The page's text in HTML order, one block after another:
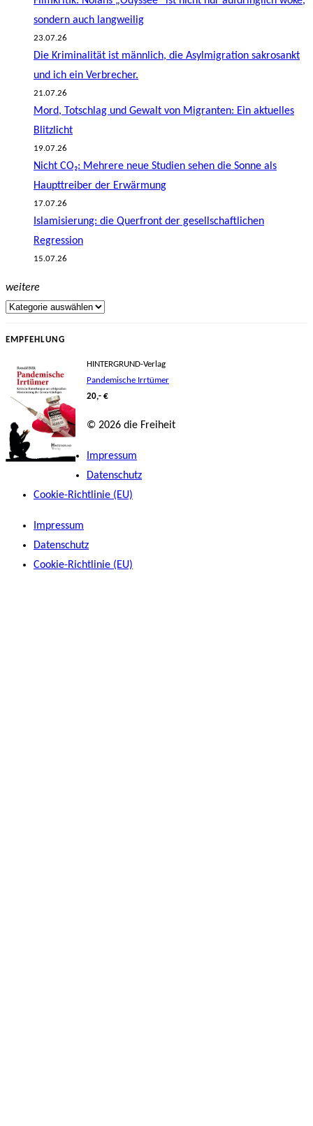
sondern auch langweilig
23.07.26
Die Kriminalität ist männlich, die Asylmigration sakrosankt
und ich ein Verbrecher.
21.07.26
Mord, Totschlag und Gewalt von Migranten: Ein aktuelles
Blitzlicht
19.07.26
Nicht CO₂: Mehrere neue Studien sehen die Sonne als
Haupttreiber der Erwärmung
17.07.26
Islamisierung: die Querfront der gesellschaftlichen
Regression
15.07.26
weitere
EMPFEHLUNG
HINTERGRUND-Verlag
Pandemische Irrtümer
20,- €
© 2026 die Freiheit
Impressum
Datenschutz
Cookie-Richtlinie (EU)
Impressum
Datenschutz
Cookie-Richtlinie (EU)